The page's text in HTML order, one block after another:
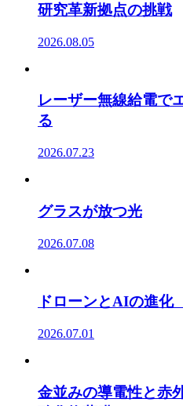
研究革新拠点の挑戦
2026.08.05
レーザー無線給電で
る
2026.07.23
グラスが放つ光
2026.07.08
ドローンとAIの進
2026.07.01
金並みの導電性と赤